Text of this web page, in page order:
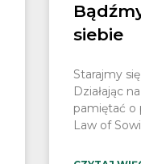
siebie
Starajmy
Działając
pamiętać o
Law of